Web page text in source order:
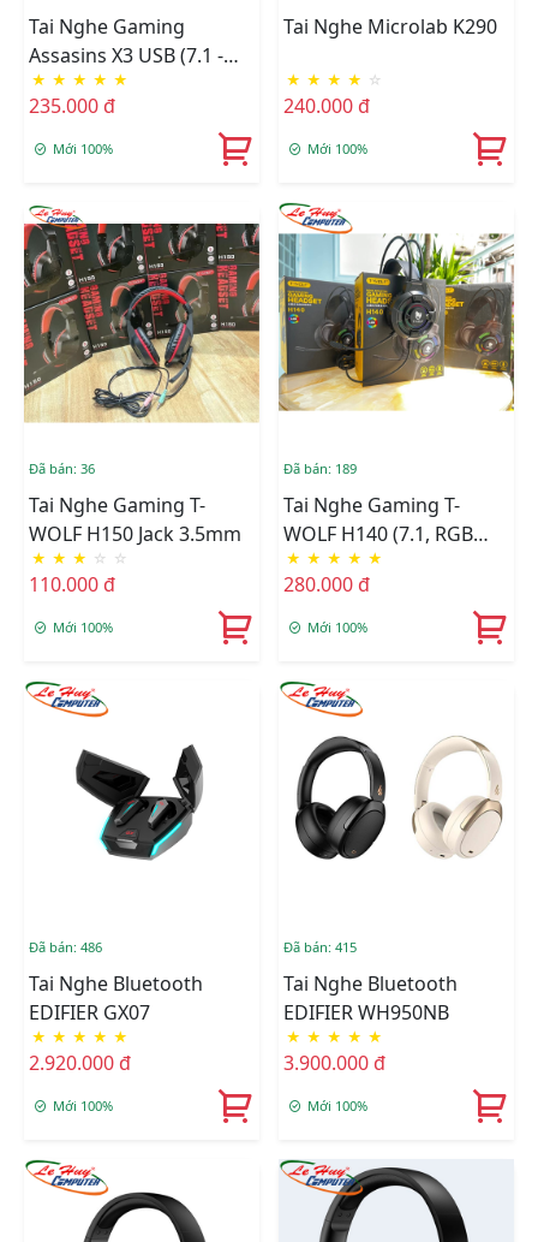
Tai Nghe Gaming
Assasins X3 USB (7.1 -
LED Hô Hấp 7 Màu)
★ ★ ★ ★ ★
235.000 đ
Mới 100%
Tai Nghe Microlab K290
★ ★ ★ ★ ☆
240.000 đ
Mới 100%
Đã bán: 36
Tai Nghe Gaming T-
WOLF H150 Jack 3.5mm
★ ★ ★ ☆ ☆
110.000 đ
Mới 100%
Đã bán: 189
Tai Nghe Gaming T-
WOLF H140 (7.1, RGB
LED, USB)
★ ★ ★ ★ ★
280.000 đ
Mới 100%
Đã bán: 486
Tai Nghe Bluetooth
EDIFIER GX07
★ ★ ★ ★ ★
2.920.000 đ
Mới 100%
Đã bán: 415
Tai Nghe Bluetooth
EDIFIER WH950NB
★ ★ ★ ★ ★
3.900.000 đ
Mới 100%